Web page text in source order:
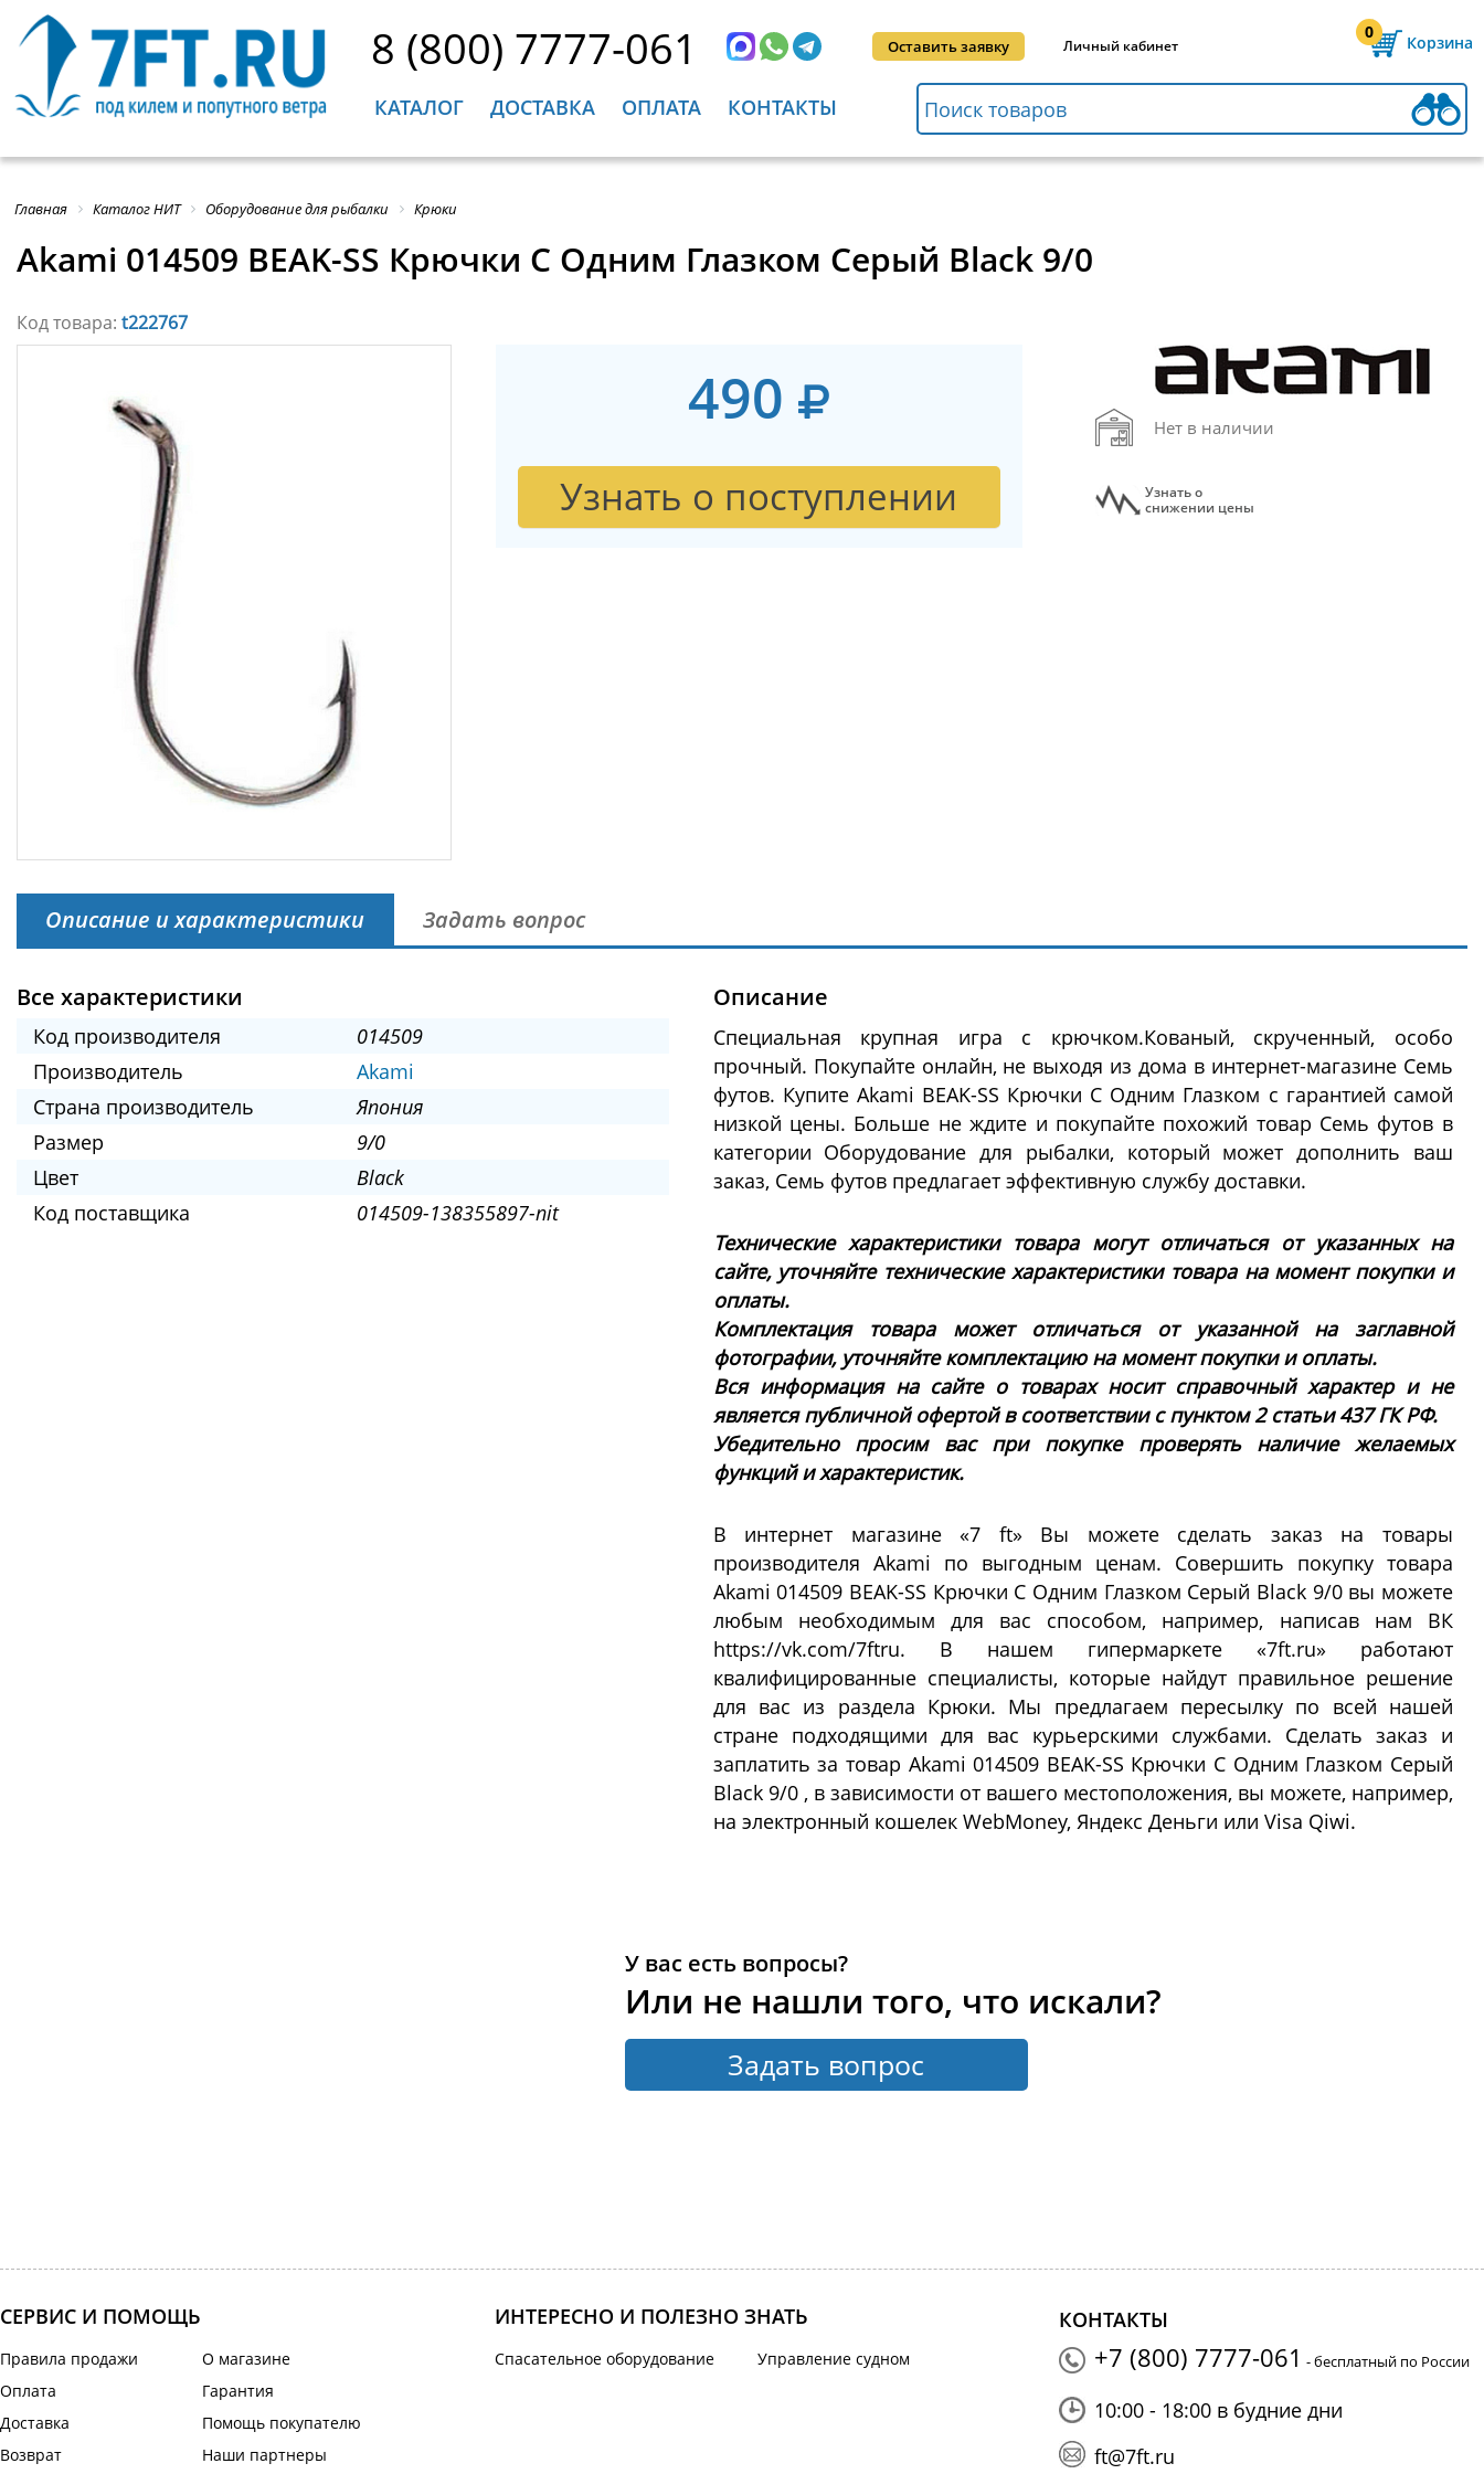
8 (800) 7777-061 Оставить заявку Личный кабинет
0
Корзина
КАТАЛОГ ДОСТАВКА ОПЛАТА КОНТАКТЫ
Главная Каталог НИТ Оборудование для рыбалки Крюки
Akami 014509 BEAK-SS Крючки С Одним Глазком Серый Black 9/0
Код товара: t222767
490
Узнать о поступлении
Нет в наличии
Узнать о
снижении цены
Описание и характеристики Задать вопрос
Все характеристики
Код производителя
014509
Производитель
Akami
Страна производитель
Япония
Размер
9/0
Цвет
Black
Код поставщика
014509-138355897-nit
Описание
Специальная крупная игра с крючком.Кованый, скрученный, особо
прочный. Покупайте онлайн, не выходя из дома в интернет-магазине Семь
футов. Купите Akami BEAK-SS Крючки С Одним Глазком с гарантией самой
низкой цены. Больше не ждите и покупайте похожий товар Семь футов в
категории Оборудование для рыбалки, который может дополнить ваш
заказ, Семь футов предлагает эффективную службу доставки.
Технические характеристики товара могут отличаться от указанных на
сайте, уточняйте технические характеристики товара на момент покупки и
оплаты.
Комплектация товара может отличаться от указанной на заглавной
фотографии, уточняйте комплектацию на момент покупки и оплаты.
Вся информация на сайте о товарах носит справочный характер и не
является публичной офертой в соответствии с пунктом 2 статьи 437 ГК РФ.
Убедительно просим вас при покупке проверять наличие желаемых
функций и характеристик.
В интернет магазине «7 ft» Вы можете сделать заказ на товары
производителя Akami по выгодным ценам. Совершить покупку товара
Akami 014509 BEAK-SS Крючки С Одним Глазком Серый Black 9/0 вы можете
любым необходимым для вас способом, например, написав нам ВК
https://vk.com/7ftru. В нашем гипермаркете «7ft.ru» работают
квалифицированные специалисты, которые найдут правильное решение
для вас из раздела Крюки. Мы предлагаем пересылку по всей нашей
стране подходящими для вас курьерскими службами. Сделать заказ и
заплатить за товар Akami 014509 BEAK-SS Крючки С Одним Глазком Серый
Black 9/0 , в зависимости от вашего местоположения, вы можете, например,
на электронный кошелек WebMoney, Яндекс Деньги или Visa Qiwi.
У вас есть вопросы?
Или не нашли того, что искали?
Задать вопрос
СЕРВИС И ПОМОЩЬ
Правила продажи
Оплата
Доставка
Возврат
О магазине
Гарантия
Помощь покупателю
Наши партнеры
ИНТЕРЕСНО И ПОЛЕЗНО ЗНАТЬ
Спасательное оборудование Управление судном
КОНТАКТЫ
+7 (800) 7777-061 - бесплатный по России
10:00 - 18:00 в будние дни
ft@7ft.ru